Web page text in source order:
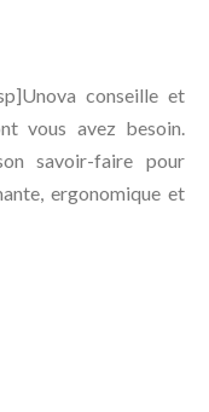
conseille et
vous avez besoin.
savoir-faire pour
ergonomique et